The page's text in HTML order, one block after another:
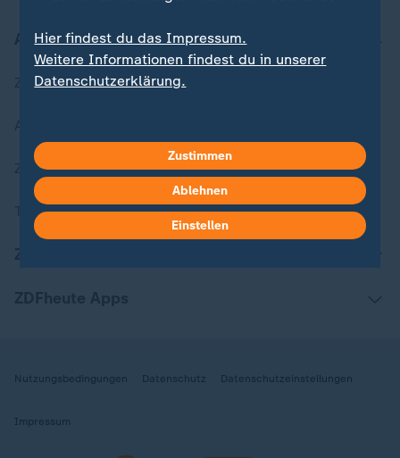
Aktuell bei ZDFheute
Zuletzt veröffentlicht
ZDFheute Stories
Themen im Überblick
Nutzungsbedingungen Datenschutz Datenschutzeinstellungen
Impressum
Hier findest du das Impressum.
Weitere Informationen findest du in unserer
Datenschutzerklärung.
Zustimmen
Ablehnen
Einstellen